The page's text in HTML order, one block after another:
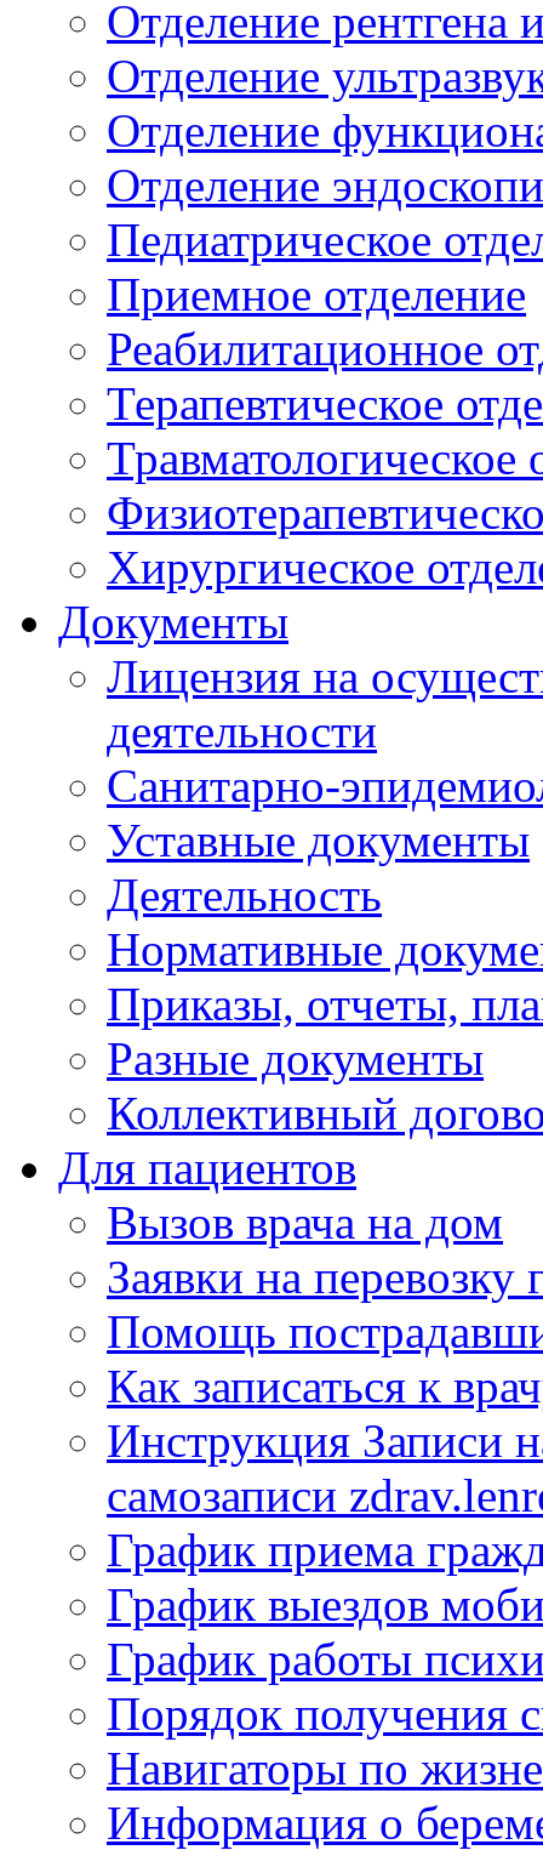
Отделение рентгена
Отделение
Отделение
Отделение
Педиатрическое
Приемное отделение
Реабилитационное
Терапевтическое
Травматологическое
Хирургическое
Документы
Лицензия на
деятельности
Санитарно-
Уставные документы
Деятельность
Нормативные
Приказы, отчеты,
Разные документы
Коллективный
Для пациентов
Вызов врача на дом
Заявки на перевозку
Помощь
Как записаться к
Инструкция Записи
самозаписи
График приема
График выездов
График работы
Порядок получения
Навигаторы по
Информация о